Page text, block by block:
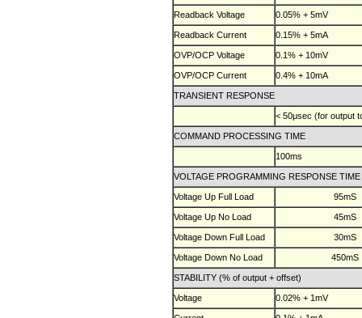
Readback Voltage 0.05% + 5mV
Readback Current 0.15% + 5mA
OVP/OCP Voltage 0.1% + 10mV
OVP/OCP Current 0.4% + 10mA
TRANSIENT RESPONSE
< 50μsec (for output
COMMAND PROCESSING TIME
100ms
VOLTAGE PROGRAMMING RESPONSE
Voltage Up Full Load 95mS
Voltage Up No Load 45mS
Voltage Down Full Load 30mS
Voltage Down No Load 450mS
STABILITY (% of output + offset)
Voltage 0.02% + 1mV